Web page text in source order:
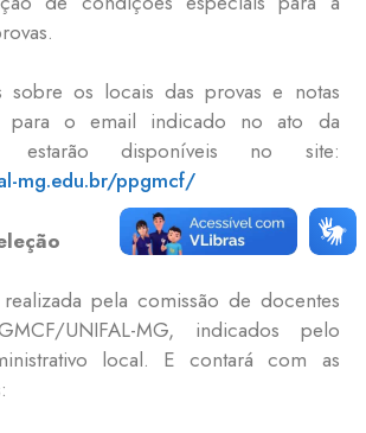
sobre os locais das provas e notas
para o email indicado no ato da
estarão disponíveis no site:
mg.edu.br/ppgmcf/
pela comissão de docentes
UNIFAL-MG, indicados pelo
local. E contará com as